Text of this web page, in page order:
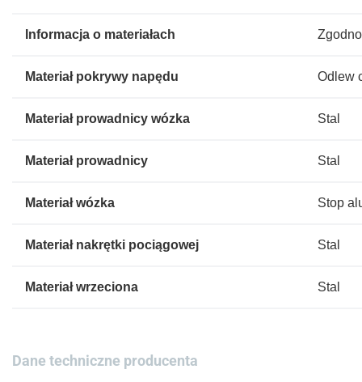
Informacja o materiałach
Materiał pokrywy napędu Odlew
Materiał prowadnicy wózka Stal
Materiał prowadnicy Stal
Materiał wózka Stop
Materiał nakrętki pociągowej Stal
Materiał wrzeciona Stal
Dane techniczne producenta